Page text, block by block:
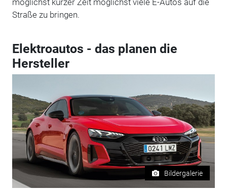
Straße zu bringen.
Elektroautos - das planen die
Hersteller
Bildergalerie